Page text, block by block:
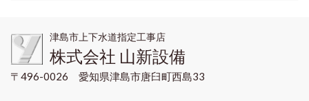
津島市上下水道指定工事店
株式会社 山新設備
〒496-0026 愛知県津島市唐臼町西島33